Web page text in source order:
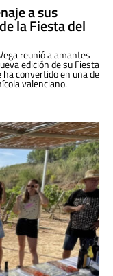
a sus
la Fiesta del
reunió a amantes
edición de su Fiesta
ha convertido en una de
valenciano.